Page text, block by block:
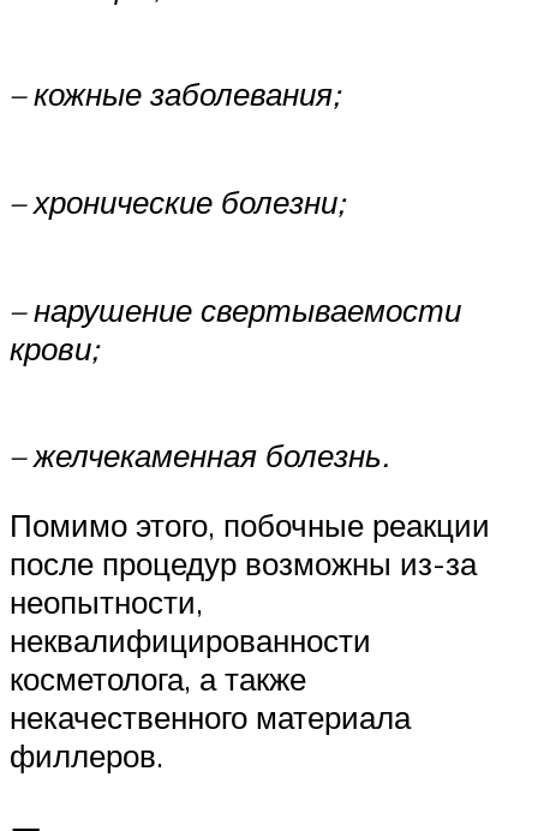
– кожные заболевания;
– хронические болезни;
– нарушение свертываемости
крови;
– желчекаменная болезнь.
Помимо этого, побочные реакции
после процедур возможны из-за
неопытности,
неквалифицированности
косметолога, а также
некачественного материала
филлеров.